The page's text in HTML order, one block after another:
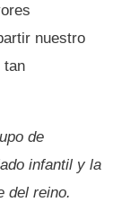
nuestro
tan
de
infantil y la
del reino.